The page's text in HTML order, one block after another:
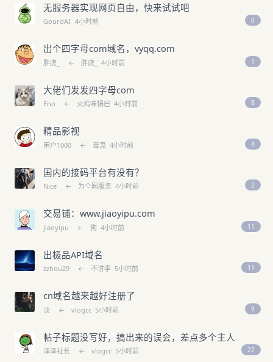
无服务器实现网页自由，快来试试吧
GourdAI 4小时前 0
出个四字母com域名，vyqq.com
胖虎_ ← 胖虎_ 4小时前 1
大佬们发发四字母com
Eno ← 火鸡味锅巴 4小时前 8
精品影视
用户1000 ← 毒蛊 4小时前 4
国内的接码平台有没有？
Nice ← 为亽囻服务 4小时前 2
交易铺：www.jiaoyipu.com
jiaoyipu ← 狗 4小时前 11
出极品API域名
zzhou29 ← 不讲李 5小时前 11
cn域名越来越好注册了
淡 ← vlogcc 5小时前 9
帖子标题没写好，搞出来的误会，差点多个主人
泽泽社长 ← vlogcc 5小时前 22